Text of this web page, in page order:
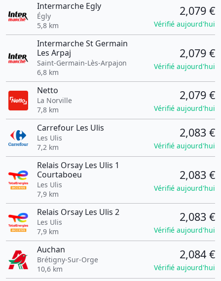
Intermarche Egly
Égly
5,8 km
2,079 €
Vérifié aujourd'hui
Intermarche St Germain
Les Arpaj
Saint-Germain-Lès-Arpajon
6,8 km
2,079 €
Vérifié aujourd'hui
Netto
La Norville
7,8 km
2,079 €
Vérifié aujourd'hui
Carrefour Les Ulis
Les Ulis
7,2 km
2,083 €
Vérifié aujourd'hui
Relais Orsay Les Ulis 1
Courtaboeu
Les Ulis
7,9 km
2,083 €
Vérifié aujourd'hui
Relais Orsay Les Ulis 2
Les Ulis
7,9 km
2,083 €
Vérifié aujourd'hui
Auchan
Brétigny-Sur-Orge
10,6 km
2,084 €
Vérifié aujourd'hui